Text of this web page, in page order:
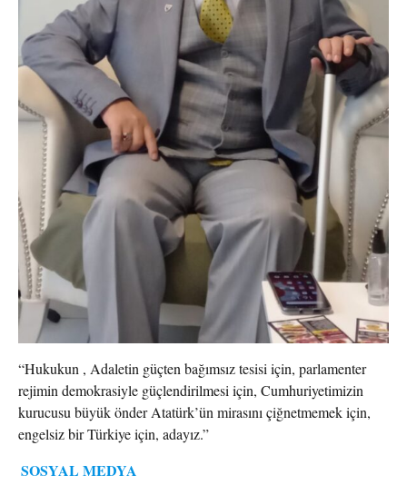
“Hukukun , Adaletin güçten bağımsız tesisi için, parlamenter
rejimin demokrasiyle güçlendirilmesi için, Cumhuriyetimizin
kurucusu büyük önder Atatürk’ün mirasını çiğnetmemek için,
engelsiz bir Türkiye için, adayız.”
SOSYAL MEDYA